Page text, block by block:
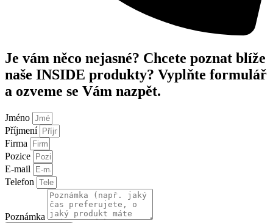
Je vám něco nejasné? Chcete poznat blíže
naše INSIDE produkty? Vyplňte formulář
a ozveme se Vám nazpět.
Jméno
Příjmení
Firma
Pozice
E-mail
Telefon
Poznámka